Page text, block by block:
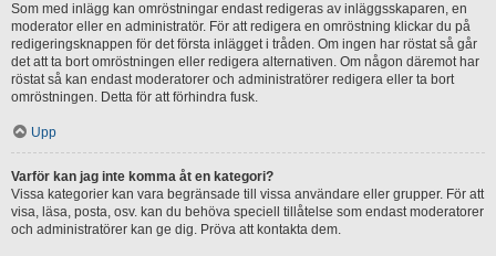
Som med inlägg kan omröstningar endast redigeras av inläggsskaparen, en
moderator eller en administratör. För att redigera en omröstning klickar du på
redigeringsknappen för det första inlägget i tråden. Om ingen har röstat så går
det att ta bort omröstningen eller redigera alternativen. Om någon däremot har
röstat så kan endast moderatorer och administratörer redigera eller ta bort
omröstningen. Detta för att förhindra fusk.
Upp
Varför kan jag inte komma åt en kategori?
Vissa kategorier kan vara begränsade till vissa användare eller grupper. För att
visa, läsa, posta, osv. kan du behöva speciell tillåtelse som endast moderatorer
och administratörer kan ge dig. Pröva att kontakta dem.